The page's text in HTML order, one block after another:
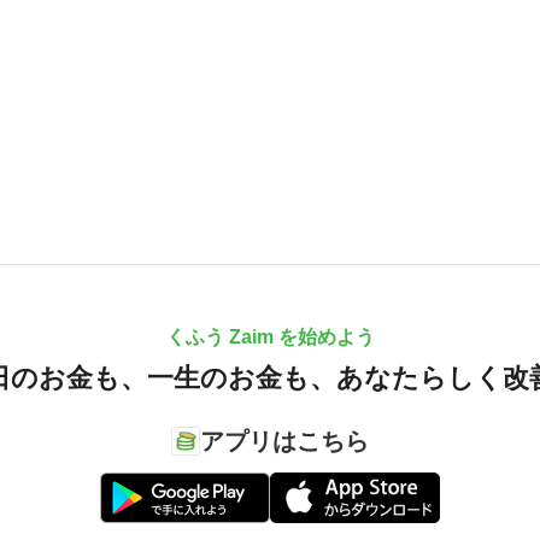
くふう Zaim を始めよう
のお金も、 一生のお金も、 あなたらしく改
アプリはこちら